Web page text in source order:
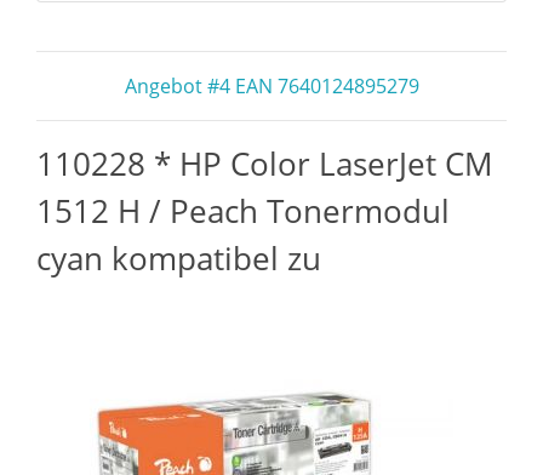
Angebot #4 EAN 7640124895279
110228 * HP Color LaserJet CM
1512 H / Peach Tonermodul
cyan kompatibel zu